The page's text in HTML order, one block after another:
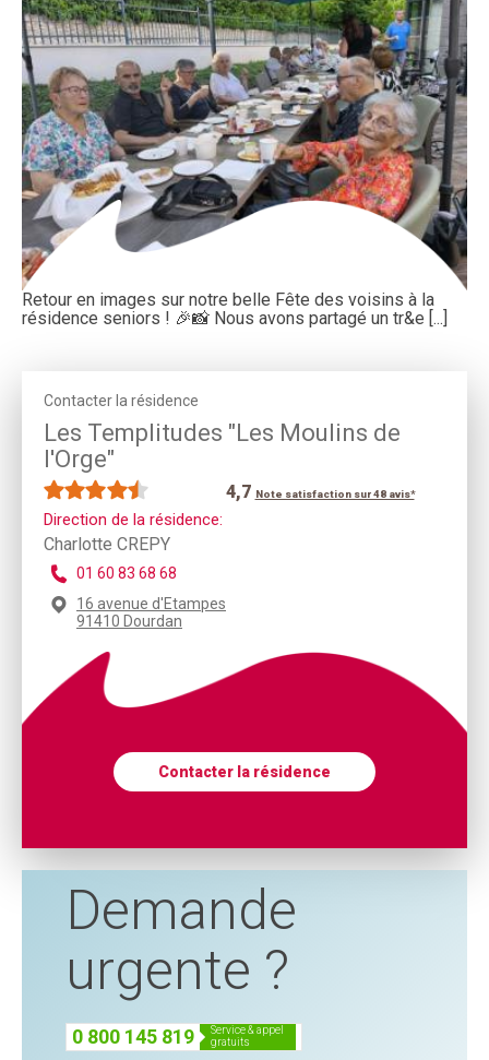
Retour en images sur notre belle Fête des voisins à la
résidence seniors ! 🎉📸 Nous avons partagé un tr&e [...]
Contacter la résidence
Les Templitudes "Les Moulins de
l'Orge"
4,7 Note satisfaction sur 48 avis*
Direction de la résidence:
Charlotte CREPY
01 60 83 68 68
16 avenue d'Etampes
91410 Dourdan
Contacter la résidence
Demande
urgente ?
0 800 145 819
service & appel
gratuits